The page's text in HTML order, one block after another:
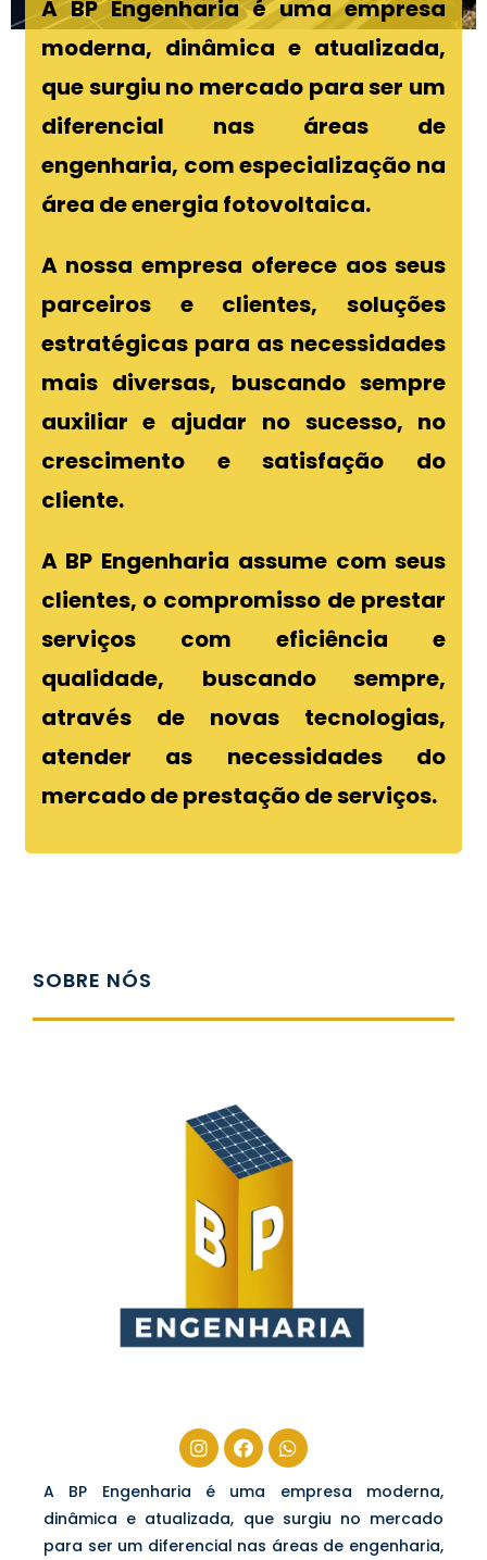
A BP Engenharia é uma empresa
moderna, dinâmica e atualizada,
que surgiu no mercado para ser um
diferencial nas áreas de
engenharia, com especialização na
área de energia fotovoltaica.
A nossa empresa oferece aos seus
parceiros e clientes, soluções
estratégicas para as necessidades
mais diversas, buscando sempre
auxiliar e ajudar no sucesso, no
crescimento e satisfação do
cliente.
A BP Engenharia assume com seus
clientes, o compromisso de prestar
serviços com eficiência e
qualidade, buscando sempre,
através de novas tecnologias,
atender as necessidades do
mercado de prestação de serviços.
SOBRE NÓS
A BP Engenharia é uma empresa moderna,
dinâmica e atualizada, que surgiu no mercado
para ser um diferencial nas áreas de engenharia,